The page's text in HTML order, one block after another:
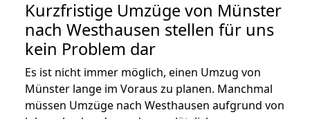
Kurzfristige Umzüge von Münster
nach Westhausen stellen für uns
kein Problem dar
Es ist nicht immer möglich, einen Umzug von
Münster lange im Voraus zu planen. Manchmal
müssen Umzüge nach Westhausen aufgrund von